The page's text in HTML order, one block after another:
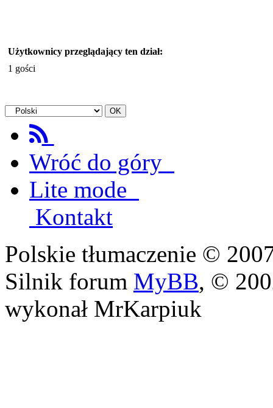
Użytkownicy przeglądający ten dział:
1 gości
Wróć do góry
Lite mode
Kontakt
Polskie tłumaczenie ©
Silnik forum MyBB, ©
wykonał MrKarpiuk